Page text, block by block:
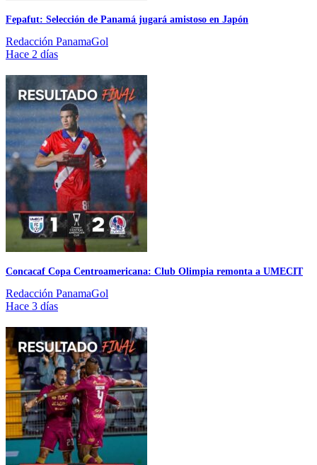
Fepafut: Selección de Panamá jugará amistoso en Japón
Redacción PanamaGol
Hace 2 días
Concacaf Copa Centroamericana: Club Olimpia remonta a UMECIT
Redacción PanamaGol
Hace 3 días